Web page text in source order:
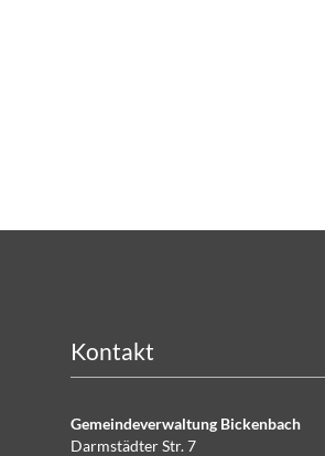
Kontakt
Gemeindeverwaltung Bickenbach
Darmstädter Str. 7